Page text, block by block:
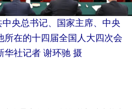
央总书记、国家主席、中央
所在的十四届全国人大四次会
华社记者 谢环驰 摄